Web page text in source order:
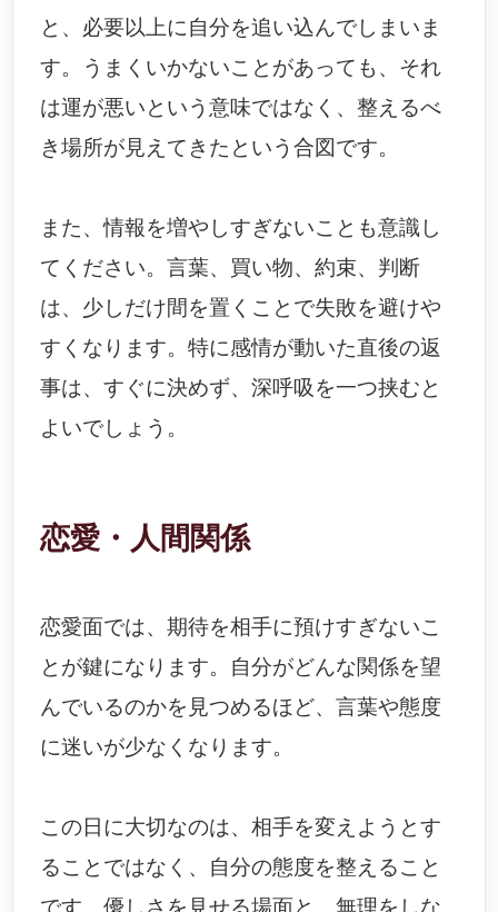
と、必要以上に自分を追い込んでしまいま
す。うまくいかないことがあっても、それ
は運が悪いという意味ではなく、整えるべ
き場所が見えてきたという合図です。
また、情報を増やしすぎないことも意識し
てください。言葉、買い物、約束、判断
は、少しだけ間を置くことで失敗を避けや
すくなります。特に感情が動いた直後の返
事は、すぐに決めず、深呼吸を一つ挟むと
よいでしょう。
恋愛・人間関係
恋愛面では、期待を相手に預けすぎないこ
とが鍵になります。自分がどんな関係を望
んでいるのかを見つめるほど、言葉や態度
に迷いが少なくなります。
この日に大切なのは、相手を変えようとす
ることではなく、自分の態度を整えること
です。優しさを見せる場面と、無理をしな